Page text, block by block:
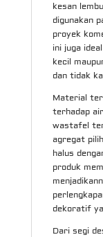
kesan
digunakan
proyek
ini juga
kecil
dan tidak
Material
terhadap
wastafel
agregat
halus
produk
dekoratif
Dari segi